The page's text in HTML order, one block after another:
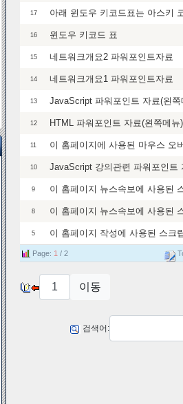
17 아래 윈도우 키코드표는 아스키
16 윈도우 키코드 표
15 네트워크개요2 파워포인트자료
14 네트워크개요1 파워포인트자료
13 JavaScript 파워포인트 자료(왼쪽
12 HTML 파워포인트 자료(왼쪽메뉴)
11 이 홈페이지에 사용된 마우스 오
10 JavaScript 강의관련 파워포인트
9 이 홈페이지 뉴스속보에 사용된
8 이 홈페이지 뉴스속보에 사용된
5 이 홈페이지 작성에 사용된 스크
Page: 1 / 2
검색어: